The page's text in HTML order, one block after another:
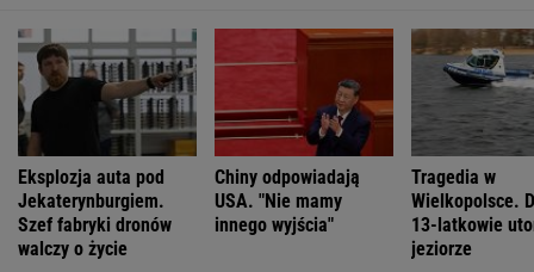
Eksplozja auta pod
Jekaterynburgiem.
Szef fabryki dronów
walczy o życie
Chiny odpowiadają
USA. "Nie mamy
innego wyjścia"
Tragedia w
Wielkopolsce.
13-latkowie
jeziorze